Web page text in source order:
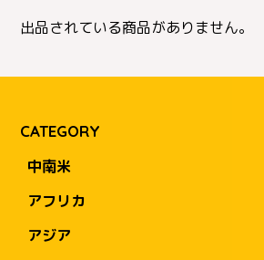
CATEGORY
中南米
アフリカ
アジア
出品されている商品がありません。